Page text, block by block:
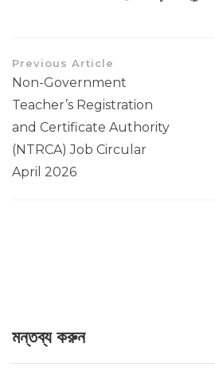
Previous Article
Non-Government
Teacher’s Registration
and Certificate Authority
(NTRCA) Job Circular
April 2026
মন্তব্য করুন